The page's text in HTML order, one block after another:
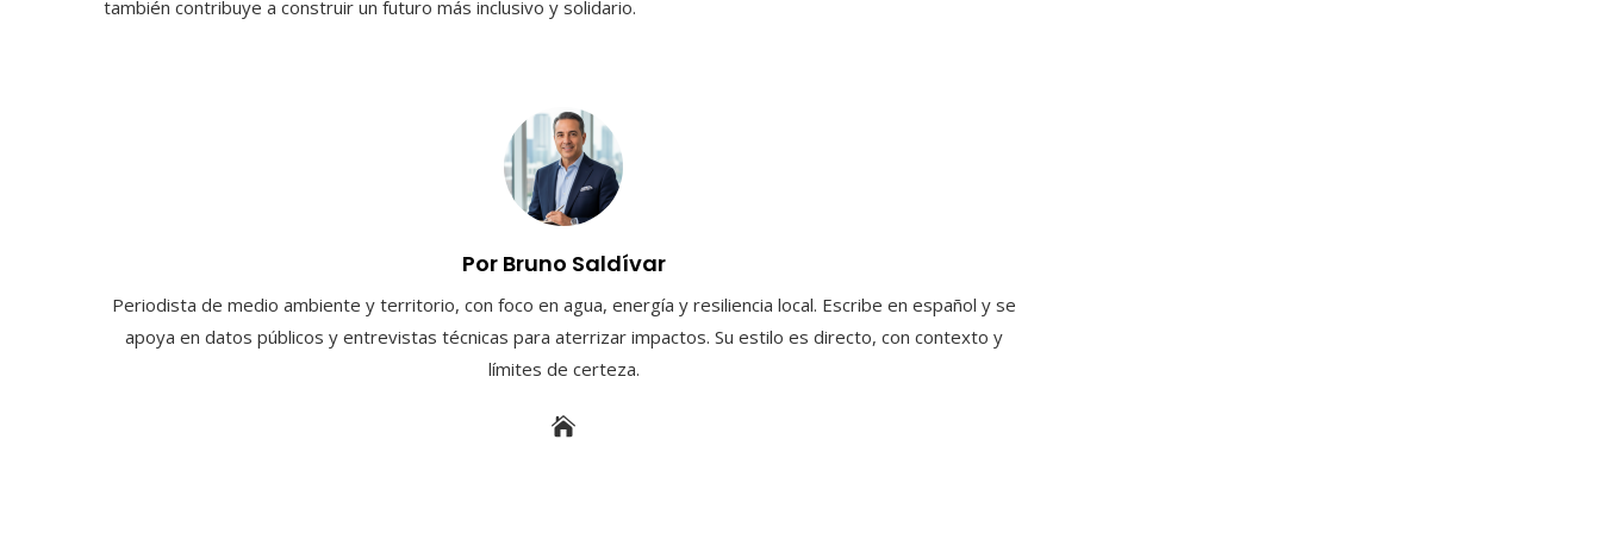
también contribuye a construir un futuro más inclusivo y solidario.
Por Bruno Saldívar
Periodista de medio ambiente y territorio, con foco en agua, energía y resiliencia local. Escribe en español y se
apoya en datos públicos y entrevistas técnicas para aterrizar impactos. Su estilo es directo, con contexto y
límites de certeza.